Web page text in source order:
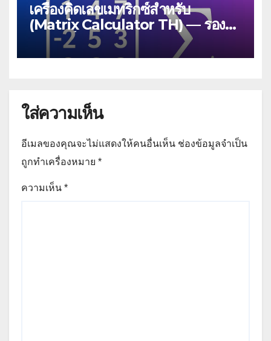
เครื่องคิดเลขเมทริกซ์สำหรับ
(Matrix Calculator TH) — รองรับ
เมทริกซ์หนาแน่น/เบาบาง,
MatrixMarket, และตัวแก้สมการ
ใส่ความเห็น
อีเมลของคุณจะไม่แสดงให้คนอื่นเห็น ช่องข้อมูลจำเป็น
ถูกทำเครื่องหมาย *
ความเห็น *